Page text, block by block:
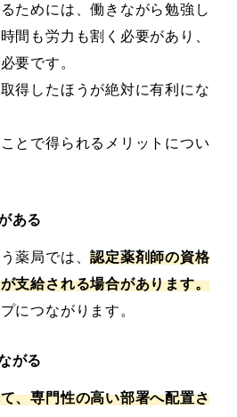
ためには、働きながら勉強し
間も労力も割く必要があり、
要です。
得したほうが絶対に有利にな
とで得られるメリットについ
ある
薬局では、認定薬剤師の資格
支給される場合があります。
につながります。
がる
、専門性の高い部署へ配置さ